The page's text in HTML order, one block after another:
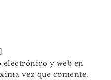
electrónico y web en
vez que comente.